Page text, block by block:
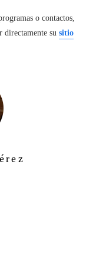
o contactos,
directamente su sitio